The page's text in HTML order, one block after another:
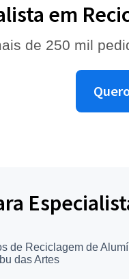
em
de 250 mil
de Reciclagem de
das Artes